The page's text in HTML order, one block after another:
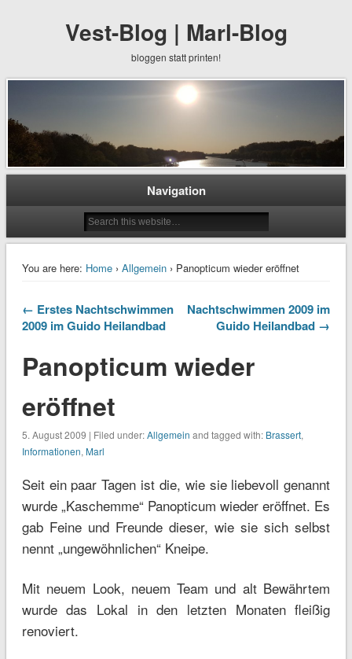
Vest-Blog | Marl-Blog
bloggen statt printen!
Navigation
You are here: Home› Allgemein› Panopticum wieder eröffnet
← Erstes Nachtschwimmen
2009 im Guido Heilandbad
Nachtschwimmen 2009 im
Guido Heilandbad →
Panopticum wieder
eröffnet
5. August 2009 | Filed under:Allgemein and tagged with: Brassert,
Informationen, Marl
Seit ein paar Tagen ist die, wie sie liebevoll genannt
wurde „Kaschemme“ Panopticum wieder eröffnet. Es
gab Feine und Freunde dieser, wie sie sich selbst
nennt „ungewöhnlichen“ Kneipe.
Mit neuem Look, neuem Team und alt Bewährtem
wurde das Lokal in den letzten Monaten fleißig
renoviert.